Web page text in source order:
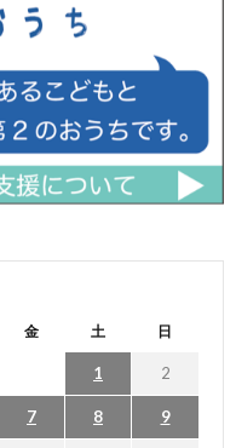
金 土 日
1 2
7 8 9